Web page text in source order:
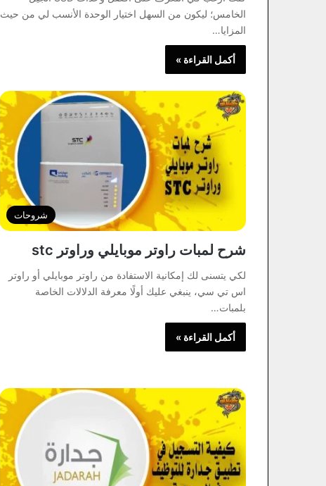
الخامس؛ ليكون من السهل اختيار الوحدة الأنسب لي من حيث
المزايا…
أكمل القراءة »
شروحات
شرح لمبات راوتر موبايلي وراوتر stc
لكي يتسنى لك إمكانية الاستفادة من راوتر موبايلي أو راوتر
اس تي سي، ينبغي عليك أولًا معرفة الدلالات الخاصة
بلمبات…
أكمل القراءة »